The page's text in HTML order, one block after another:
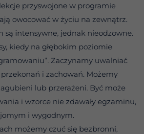
przyswojone w programie
owocować w życiu na zewnątrz.
są intensywne, jednak nieodzowne.
kiedy na głębokim poziomie
Zaczynamy uwalniać
i zachowań. Możemy
lub przerażeni. Być może
i wzorce nie zdawały egzaminu,
i wygodnym.
możemy czuć się bezbronni,